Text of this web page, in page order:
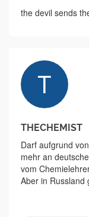
the devil sends
THECHEMIST
Darf aufgrund
mehr an
vom
Aber in Russland